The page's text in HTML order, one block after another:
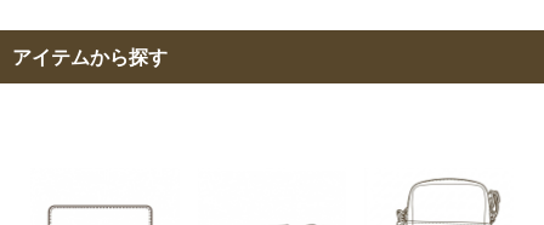
アイテムから探す